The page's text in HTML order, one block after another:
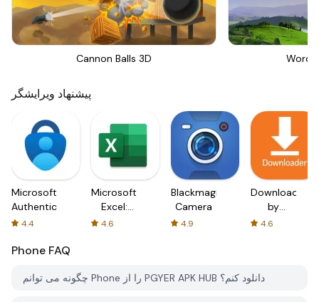
Cannon Balls 3D
پیشنهاد ویرایشگر
Microsoft
Authenticator
4.4
Microsoft
Excel:
Spreadsheets
4.6
Blackmagic
Camera
4.9
Downloader
by
AFTVnews
4.6
Phone FAQ
چگونه می توانم Phone را از PGYER APK HUB دانلود کنم؟